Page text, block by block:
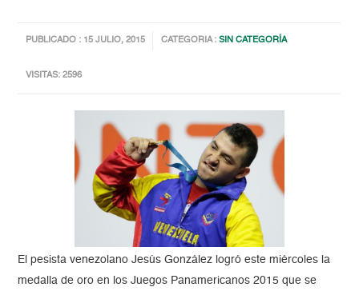
PUBLICADO : 15 JULIO, 2015 CATEGORIA :SIN CATEGORÍA
VISITAS: 2596
El pesista venezolano Jesús González logró este miércoles la
medalla de oro en los Juegos Panamericanos 2015 que se